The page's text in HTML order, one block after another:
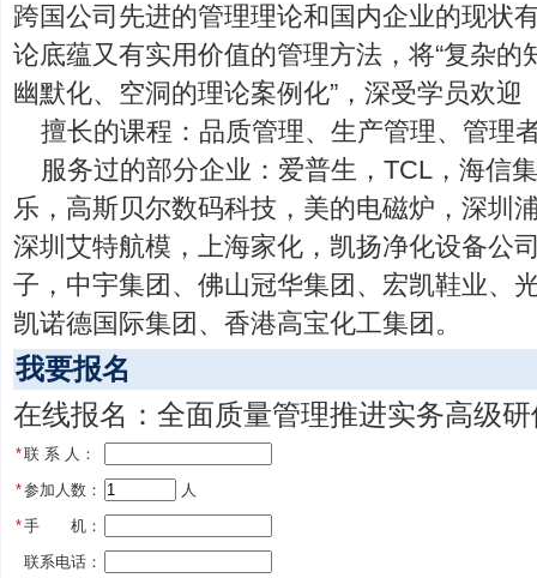
跨国公司先进的管理理论和国内企业的现状
论底蕴又有实用价值的管理方法，将“复杂的
幽默化、空洞的理论案例化”，深受学员欢迎
擅长的课程：品质管理、生产管理、管理
服务过的部分企业：爱普生，TCL，海信
乐，高斯贝尔数码科技，美的电磁炉，深圳
深圳艾特航模，上海家化，凯扬净化设备公
子，中宇集团、佛山冠华集团、宏凯鞋业、
凯诺德国际集团、香港高宝化工集团。
我要报名
在线报名：全面质量管理推进实务高级
*联 系 人：
*参加人数：
人
*手 机：
联系电话：